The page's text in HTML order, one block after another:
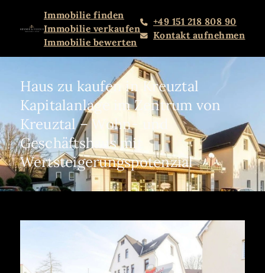
Immobilie finden
Immobilie verkaufen
Immobilie bewerten
+49 151 218 808 90
Kontakt aufnehmen
Haus zu kaufen in Kreuztal
Kapitalanlage im Zentrum von
Kreuztal – Wohn- und
Geschäftshaus mit
Wertsteigerungspotenzial